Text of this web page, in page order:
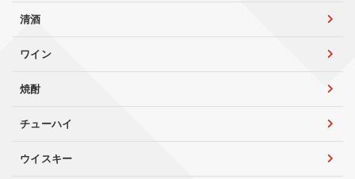
清酒
ワイン
焼酎
チューハイ
ウイスキー